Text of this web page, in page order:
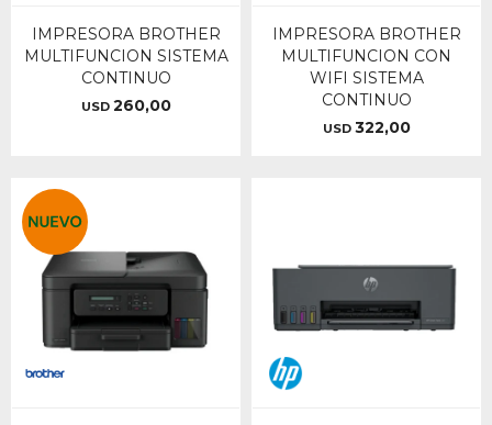
IMPRESORA BROTHER
MULTIFUNCION SISTEMA
CONTINUO
USD 260,00
IMPRESORA BROTHER
MULTIFUNCION CON
WIFI SISTEMA
CONTINUO
USD 322,00